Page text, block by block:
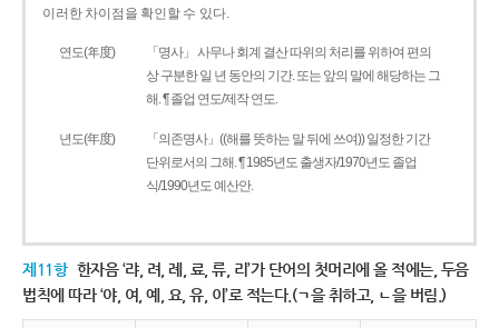
이러한 차이점을 확인할 수 있다.
연도(年度)
「명사」 사무나 회계 결산 따위의 처리를 위하여 편의
상 구분한 일 년 동안의 기간. 또는 앞의 말에 해당하는 그
해. ¶ 졸업 연도/제작 연도.
년도(年度)
「의존명사」((해를 뜻하는 말 뒤에 쓰여)) 일정한 기간
단위로서의 그해. ¶ 1985년도 출생자/1970년도 졸업
식/1990년도 예산안.
제11항 한자음 ‘랴, 려, 례, 료, 류, 리’가 단어의 첫머리에 올 적에는, 두음
법칙에 따라 ‘야, 여, 예, 요, 유, 이’로 적는다.(ㄱ을 취하고, ㄴ을 버림.)